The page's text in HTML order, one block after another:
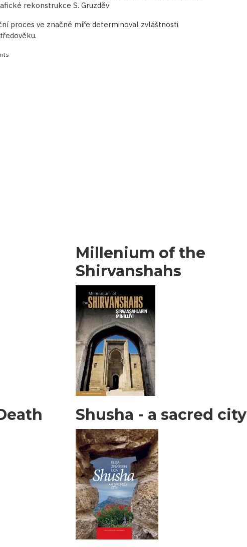
rekonstrukce S. Gruzděv
proces ve značné míře determinoval zvláštnosti
Millenium of the
Shirvanshahs
Shusha - a sacred city